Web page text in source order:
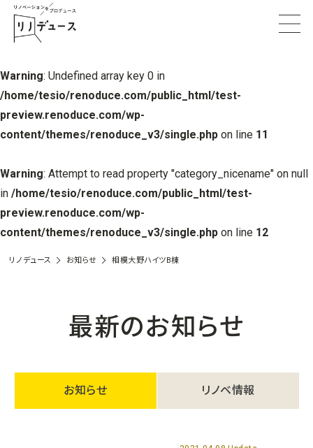
Warning: Undefined array key 0 in
/home/tesio/renoduce.com/public_html/test-
preview.renoduce.com/wp-
content/themes/renoduce_v3/single.php on line 11
Warning: Attempt to read property "category_nicename" on null
in /home/tesio/renoduce.com/public_html/test-
preview.renoduce.com/wp-
content/themes/renoduce_v3/single.php on line 12
リノデュース お知らせ 相模大野ハイツB棟
最新のお知らせ
お知らせ リノベ情報